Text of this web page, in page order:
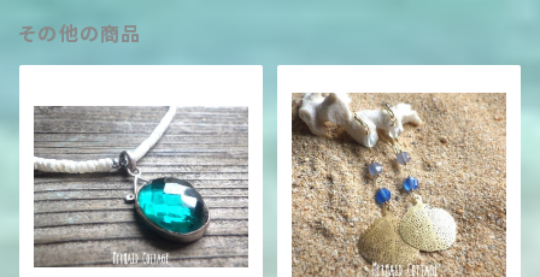
その他の商品